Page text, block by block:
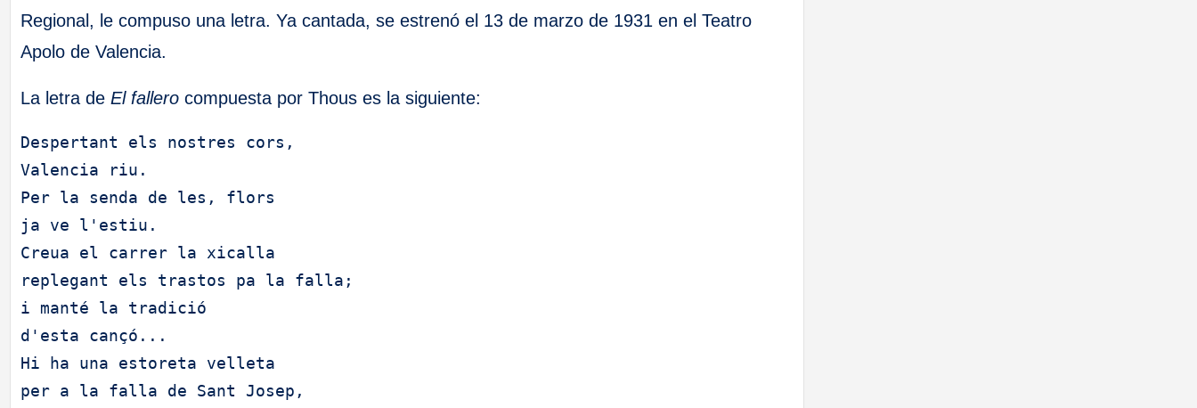
Regional, le compuso una letra. Ya cantada, se estrenó el 13 de marzo de 1931 en el Teatro
Apolo de Valencia.
La letra deEl fallero compuesta por Thous es la siguiente:
Despertant els nostres cors,
Valencia riu.
Per la senda de les, flors
ja ve l'estiu.
Creua el carrer la xicalla
replegant els trastos pa la falla;
i manté la tradició
d'esta cançó...
Hi ha una estoreta velleta
per a la falla de Sant Josep,